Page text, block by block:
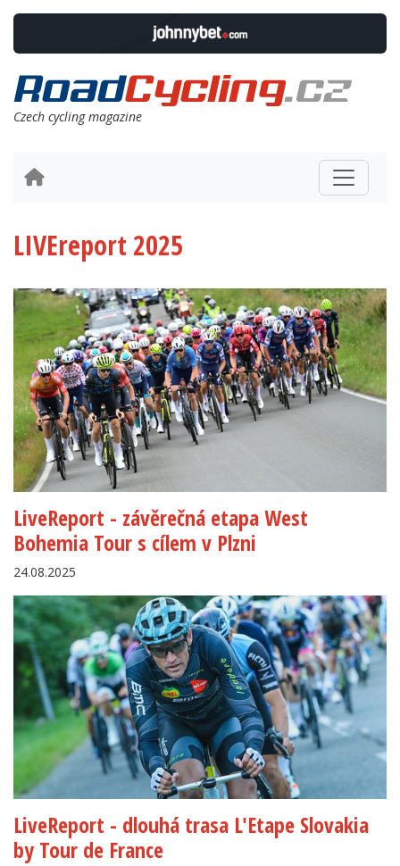
Czech cycling magazine
LIVEreport 2025
LiveReport - závěrečná etapa West
Bohemia Tour s cílem v Plzni
24.08.2025
LiveReport - dlouhá trasa L'Etape Slovakia
by Tour de France